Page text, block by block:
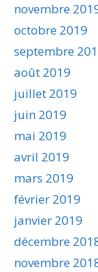
novembre
octobre 2019
septembre
août 2019
juillet 2019
juin 2019
mai 2019
avril 2019
mars 2019
février 2019
janvier 2019
décembre
novembre